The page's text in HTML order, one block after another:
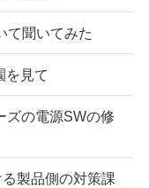
て聞いてみた
を見て
ズの電源SWの修
製品側の対策課